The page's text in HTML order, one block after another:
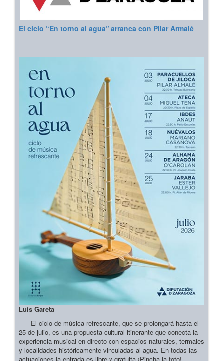
El ciclo “En torno al agua” arranca con Pilar Armalé
Luis Gareta
El ciclo de música refrescante, que se prolongará hasta el
25 de julio, es una propuesta cultural itinerante que conecta la
experiencia musical en directo con espacios naturales, termales
y localidades históricamente vinculadas al agua. En todas las
actuaciones la entrada es libre y gratuita ¡Pincha la foto!